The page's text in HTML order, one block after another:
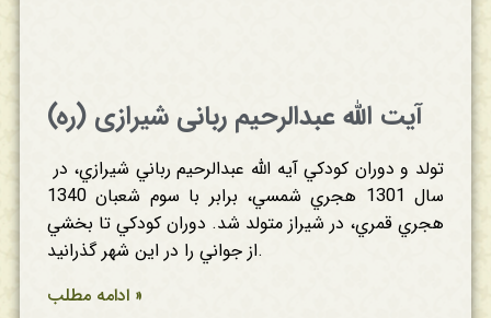
آیت الله‌ عبدالرحیم ربانی شيرازی (ره)
سال‌ 1301 هجري‌ شمسي‌، برابر با سوم‌ شعبان‌ 1340
هجري‌ قمري‌، در شيراز متولد شد. دوران‌ كودكي‌ تا بخشي‌
از جواني‌ را در اين‌ شهر گذرانيد.
ادامه مطلب »